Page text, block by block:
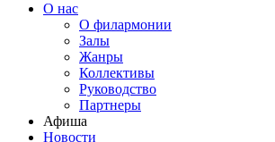
О нас
О филармонии
Залы
Жанры
Коллективы
Руководство
Партнеры
Афиша
Новости